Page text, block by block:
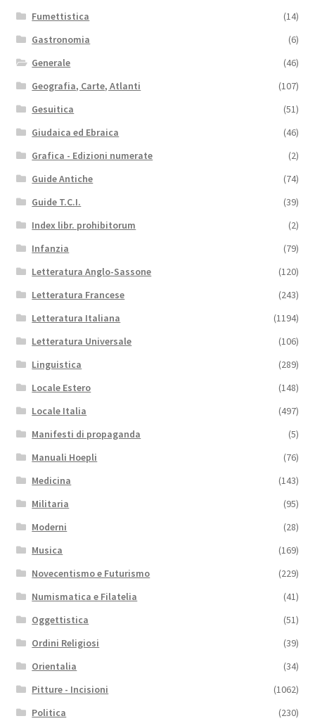
Fumettistica
(14)
Gastronomia
(6)
Generale
(46)
Geografia, Carte, Atlanti
(107)
Gesuitica
(51)
Giudaica ed Ebraica
(46)
Grafica - Edizioni numerate
(2)
Guide Antiche
(74)
Guide T.C.I.
(39)
Index libr. prohibitorum
(2)
Infanzia
(79)
Letteratura Anglo-Sassone
(120)
Letteratura Francese
(243)
Letteratura Italiana
(1194)
Letteratura Universale
(106)
Linguistica
(289)
Locale Estero
(148)
Locale Italia
(497)
Manifesti di propaganda
(5)
Manuali Hoepli
(76)
Medicina
(143)
Militaria
(95)
Moderni
(28)
Musica
(169)
Novecentismo e Futurismo
(229)
Numismatica e Filatelia
(41)
Oggettistica
(51)
Ordini Religiosi
(39)
Orientalia
(34)
Pitture - Incisioni
(1062)
Politica
(230)